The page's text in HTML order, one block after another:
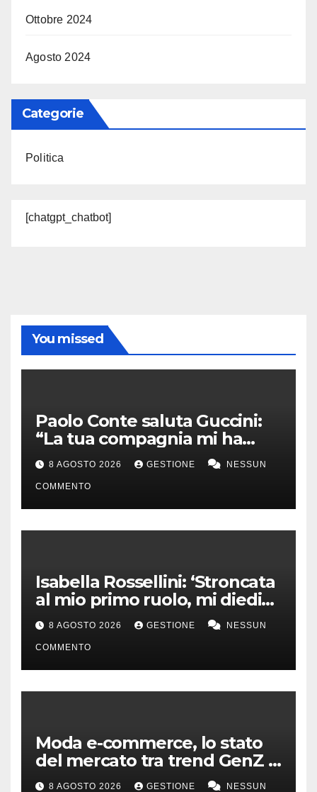
Ottobre 2024
Agosto 2024
Categorie
Politica
[chatgpt_chatbot]
You missed
Paolo Conte saluta Guccini:
“La tua compagnia mi ha
sempre divertito”
8 AGOSTO 2026 GESTIONE NESSUN
COMMENTO
Isabella Rossellini: ‘Stroncata
al mio primo ruolo, mi diedi
alla moda’
8 AGOSTO 2026 GESTIONE NESSUN
COMMENTO
Moda e-commerce, lo stato
del mercato tra trend GenZ e
second hand
8 AGOSTO 2026 GESTIONE NESSUN